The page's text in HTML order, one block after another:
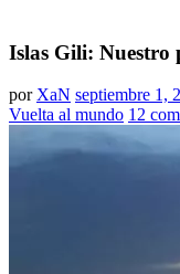
Islas Gili: Nuestro
porXaN septiembre 1,
Vuelta al mundo 12